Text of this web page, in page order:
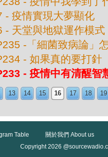
- 疫情實現大夢顯化
- 天堂與地獄運作模式
-「細菌致病論
- 如果真的要打針
- 疫情中有清醒智
13 14 15 16 17 18 19
Table
關於我們 About us
Copyright 2026